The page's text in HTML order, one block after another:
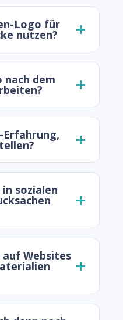
Logo für
nutzen?
nach dem
Erfahrung,
sozialen
Websites